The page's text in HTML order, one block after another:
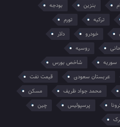
بنزین
بودجه
ترکیه
تورم
خودرو
دلار
روسیه
سوریه
شاخص بورس
عربستان سعودی
قیمت نفت
محمد جواد ظریف
مسکن
پرسپولیس
چین